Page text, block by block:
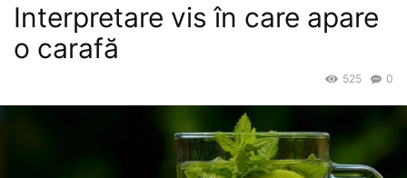
Interpretare vis în care apare
o carafă
0
525